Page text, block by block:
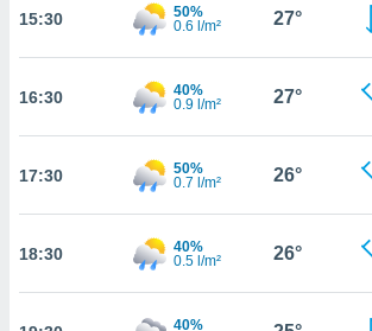
todas
nos
y análisis
como
y
en
15:30
50%
0.6 l/m²
27°
16:30
40%
0.9 l/m²
27°
17:30
50%
0.7 l/m²
26°
18:30
40%
0.5 l/m²
26°
40%